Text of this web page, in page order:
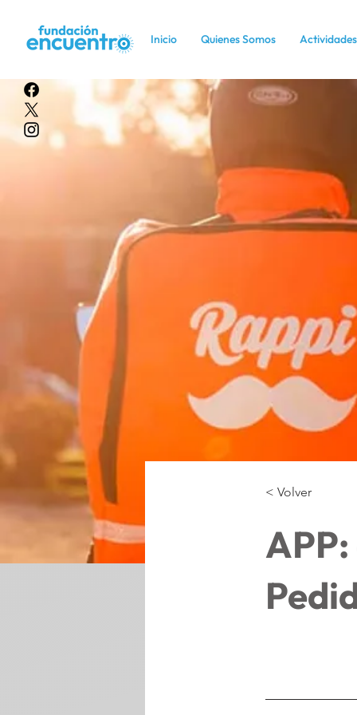
Inicio Quienes Somos Actividades
< Volver